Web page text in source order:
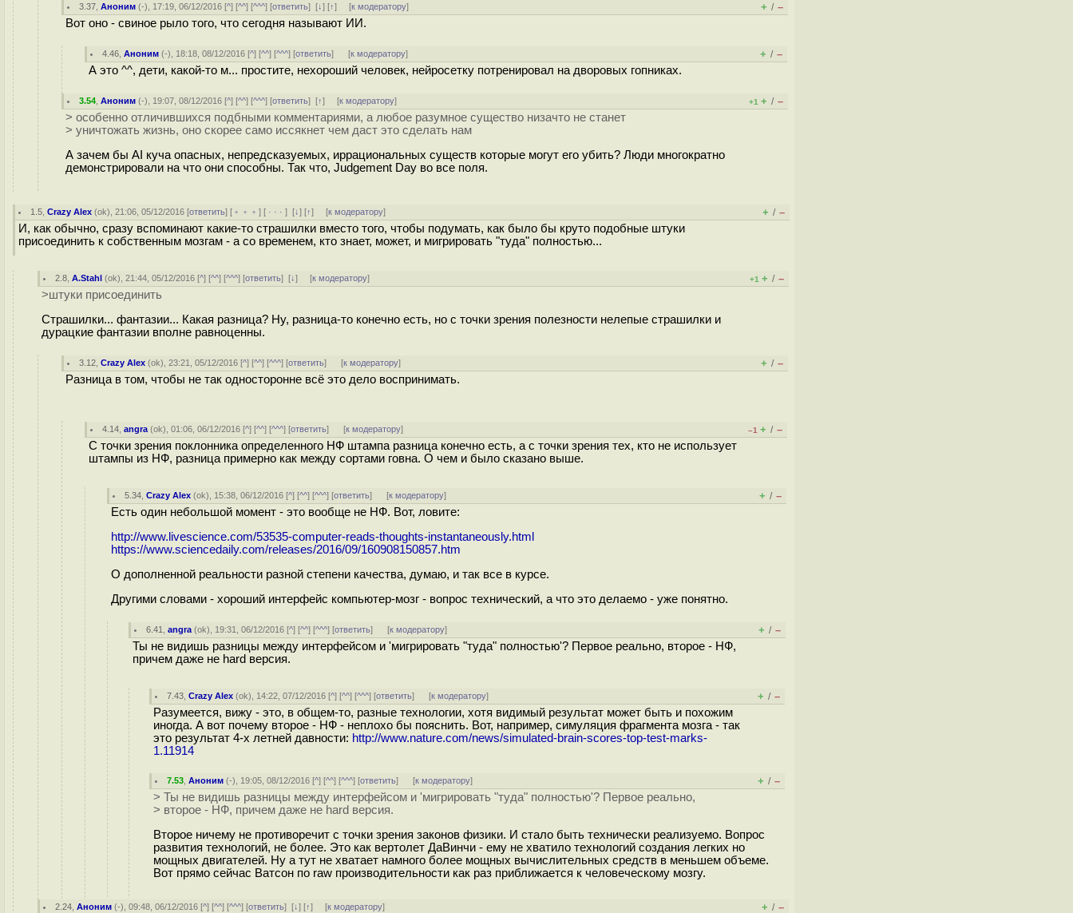
3.37 ,Аноним (-), 17:19, 06/12/2016 [^] [^^] [^^^] [ответить][↓] [↑] [к модератору] + / –
Вот оно - свиное рыло того, что сегодня называют ИИ.
4.46 ,Аноним (-), 18:18, 08/12/2016 [^] [^^] [^^^] [ответить] [к модератору] + / –
А это ^^, дети, какой-то м... простите, нехороший человек, нейросетку потренировал на дворовых гопниках.
3.54 ,Аноним (-), 19:07, 08/12/2016 [^] [^^] [^^^] [ответить][↑] [к модератору] +1 + / –
> особенно отличившихся подбными комментариями, а любое разумное существо низачто не станет
> уничтожать жизнь, оно скорее само иссякнет чем даст это сделать нам
А зачем бы AI куча опасных, непредсказуемых, иррациональных существ которые могут его убить? Люди многократно
демонстрировали на что они способны. Так что, Judgement Day во все поля.
1.5 ,Crazy Alex (ok), 21:06, 05/12/2016 [ответить] [ ﹢﹢﹢] [ · · ·][↓] [↑] [к модератору] + / –
И, как обычно, сразу вспоминают какие-то страшилки вместо того, чтобы подумать, как было бы круто подобные штуки
присоединить к собственным мозгам - а со временем, кто знает, может, и мигрировать "туда" полностью...
2.8 ,A.Stahl (ok), 21:44, 05/12/2016 [^] [^^] [^^^] [ответить][↓] [к модератору] +1 + / –
>штуки присоединить
Страшилки... фантазии... Какая разница? Ну, разница-то конечно есть, но с точки зрения полезности нелепые страшилки и
дурацкие фантазии вполне равноценны.
3.12 ,Crazy Alex (ok), 23:21, 05/12/2016 [^] [^^] [^^^] [ответить] [к модератору] + / –
Разница в том, чтобы не так односторонне всё это дело воспринимать.
4.14 ,angra (ok), 01:06, 06/12/2016 [^] [^^] [^^^] [ответить] [к модератору] –1 + / –
С точки зрения поклонника определенного НФ штампа разница конечно есть, а с точки зрения тех, кто не использует
штампы из НФ, разница примерно как между сортами говна. О чем и было сказано выше.
5.34 ,Crazy Alex (ok), 15:38, 06/12/2016 [^] [^^] [^^^] [ответить] [к модератору] + / –
Есть один небольшой момент - это вообще не НФ. Вот, ловите:
http://www.livescience.com/53535-computer-reads-thoughts-instantaneously.html
https://www.sciencedaily.com/releases/2016/09/160908150857.htm
О дополненной реальности разной степени качества, думаю, и так все в курсе.
Другими словами - хороший интерфейс компьютер-мозг - вопрос технический, а что это делаемо - уже понятно.
6.41 ,angra (ok), 19:31, 06/12/2016 [^] [^^] [^^^] [ответить] [к модератору] + / –
Ты не видишь разницы между интерфейсом и 'мигрировать "туда" полностью'? Первое реально, второе - НФ,
причем даже не hard версия.
7.43 ,Crazy Alex (ok), 14:22, 07/12/2016 [^] [^^] [^^^] [ответить] [к модератору] + / –
Разумеется, вижу - это, в общем-то, разные технологии, хотя видимый результат может быть и похожим
иногда. А вот почему второе - НФ - неплохо бы пояснить. Вот, например, симуляция фрагмента мозга - так
это результат 4-х летней давности: http://www.nature.com/news/simulated-brain-scores-top-test-marks-
1.11914
7.53 ,Аноним (-), 19:05, 08/12/2016 [^] [^^] [^^^] [ответить] [к модератору] + / –
> Ты не видишь разницы между интерфейсом и 'мигрировать "туда" полностью'? Первое реально,
> второе - НФ, причем даже не hard версия.
Второе ничему не противоречит с точки зрения законов физики. И стало быть технически реализуемо. Вопрос
развития технологий, не более. Это как вертолет ДаВинчи - ему не хватило технологий создания легких но
мощных двигателей. Ну а тут не хватает намного более мощных вычислительных средств в меньшем объеме.
Вот прямо сейчас Ватсон по raw производительности как раз приближается к человеческому мозгу.
2.24 ,Аноним (-), 09:48, 06/12/2016 [^] [^^] [^^^] [ответить][↓] [↑] [к модератору] + / –